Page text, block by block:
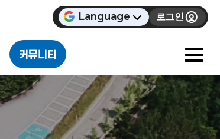
Language 로그인
커뮤니티